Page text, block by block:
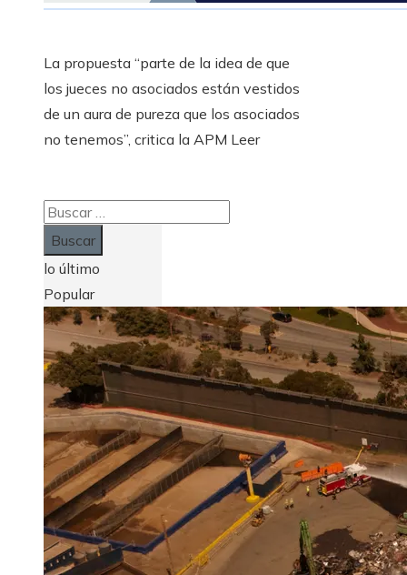
La propuesta “parte de la idea de que
los jueces no asociados están vestidos
de un aura de pureza que los asociados
no tenemos”, critica la APM Leer
Buscar:
lo último
Popular